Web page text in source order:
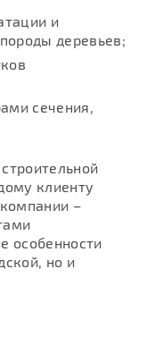
и
деревьев;
сечения,
клиенту
–
особенности
но и